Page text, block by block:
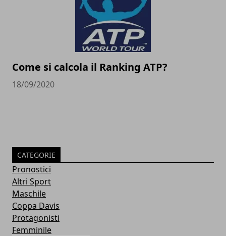
Come si calcola il Ranking ATP?
18/09/2020
CATEGORIE
Pronostici
Altri Sport
Maschile
Coppa Davis
Protagonisti
Femminile